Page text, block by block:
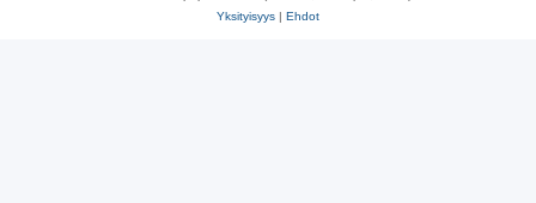
Yksityisyys | Ehdot